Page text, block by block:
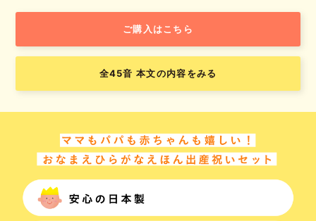
ご購入はこちら
全45音 本文の内容をみる